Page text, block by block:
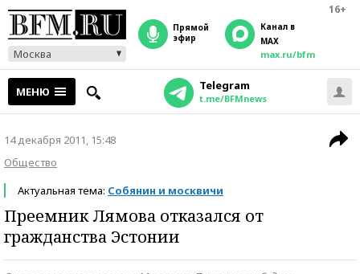
16+
Москва
прямой
эфир
Канал в
MAX
max.ru/bfm
МЕНЮ Telegram
t.me/BFMnews
14 декабря 2011, 15:48
Общество
Актуальная тема: Собянин и москвичи
Преемник Лямова отказался от
гражданства Эстонии